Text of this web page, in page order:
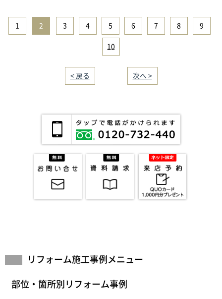
1 2 3 4 5 6 7 8 9
10
< 戻る 次へ >
リフォーム施工事例メニュー
部位・箇所別リフォーム事例